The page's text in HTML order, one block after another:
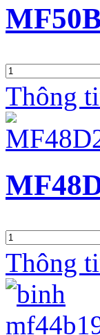
Thông
Thông